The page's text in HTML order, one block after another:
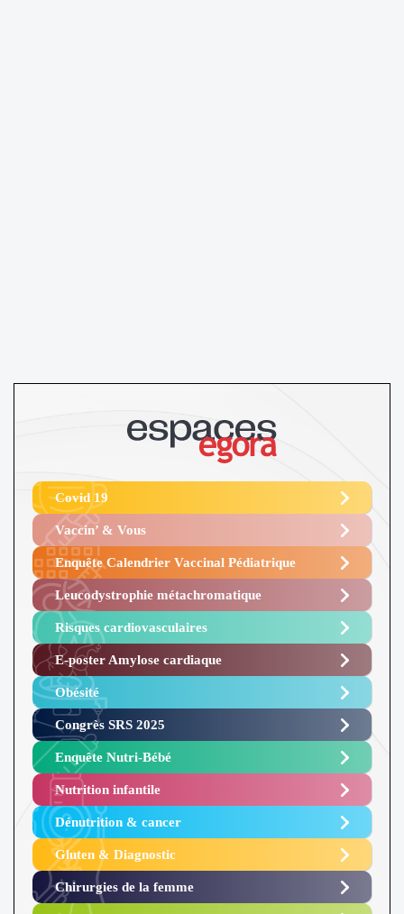
Covid 19
Vaccin’ & Vous
Enquête Calendrier Vaccinal Pédiatrique
Leucodystrophie métachromatique
Risques cardiovasculaires
E-poster Amylose cardiaque ​
Obésité ​
Congrès SRS 2025 ​
Enquête Nutri-Bébé ​
Nutrition infantile
Dénutrition & cancer
Gluten & Diagnostic
Chirurgies de la femme